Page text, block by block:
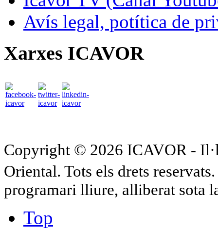
Avís legal, potítica de
Xarxes ICAVOR
Copyright © 2026 ICAVOR -
Oriental. Tots els drets
programari lliure, alliberat sota
Top